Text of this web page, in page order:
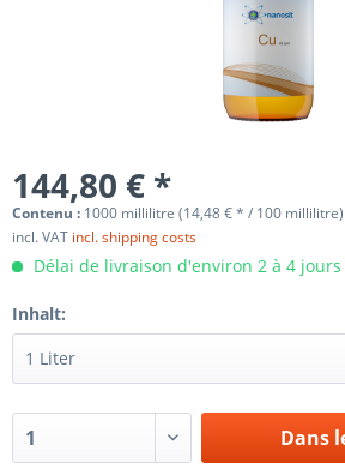
144,80 € *
Contenu : 1000 millilitre (14,48 € * / 100 millilitre)
incl. VAT incl. shipping costs
Délai de livraison d'environ 2 à 4
Inhalt:
Dans